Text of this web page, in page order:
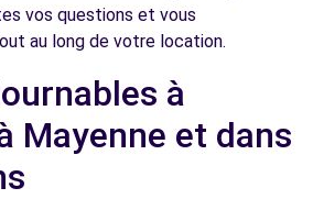
vos questions et vous
au long de votre location.
à
Mayenne et dans